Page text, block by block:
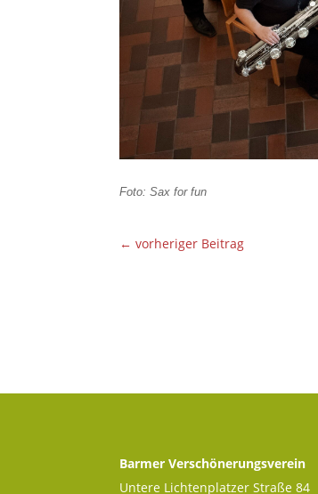
Foto: Sax for fun
←vorheriger Beitrag
Barmer Verschönerungsverein
Untere Lichtenplatzer Straße 84